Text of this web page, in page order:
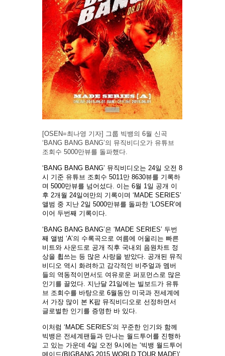
[OSEN=최나영 기자] 그룹 빅뱅의 6월 신곡
‘BANG BANG BANG’의 뮤직비디오가 유튜브
조회수 5000만뷰를 돌파했다.
‘BANG BANG BANG’ 뮤직비디오는 24일 오전 8
시 기준 유튜브 조회수 5011만 8630뷰를 기록하
며 5000만뷰를 넘어섰다. 이는 6월 1일 공개 이
후 2개월 24일여만의 기록이며 ‘MADE SERIES’
앨범 중 지난 2일 5000만뷰를 돌파한 ‘LOSER’에
이어 두번째 기록이다.
‘BANG BANG BANG’은 ‘MADE SERIES’ 두번
째 앨범 ‘A’의 수록곡으로 여름에 어울리는 빠른
비트와 사운드로 공개 직후 국내외 음원차트 정
상을 휩쓰는 등 많은 사랑을 받았다. 공개된 뮤직
비디오 역시 화려하고 감각적인 비주얼과 멤버
들의 역동적이면서도 여유로운 퍼포먼스로 많은
인기를 끌었다. 지난달 21일에는 빌보드가 유튜
브 조회수를 바탕으로 6월동안 미국과 전세계에
서 가장 많이 본 K팝 뮤직비디오로 선정하면서
글로벌한 인기를 증명한 바 있다.
이처럼 ‘MADE SERIES’의 꾸준한 인기와 함께
빅뱅은 전세계팬들과 만나는 월드투어를 진행하
고 있는 가운데 4일 오전 9시에는 ‘빅뱅 월드투어
메이드(BIGBANG 2015 WORLD TOUR MADE)’